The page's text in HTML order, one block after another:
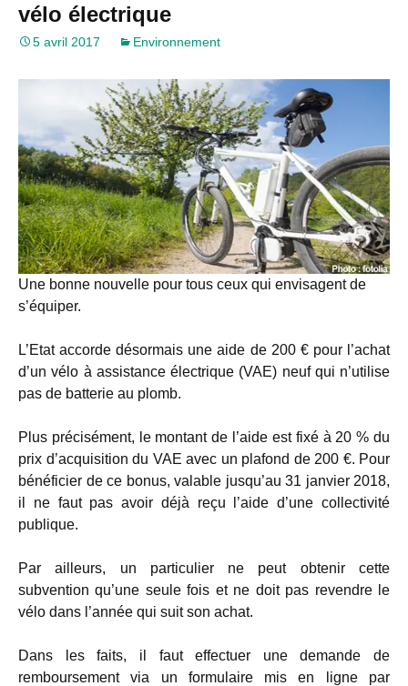
vélo électrique
5 avril 2017 Environnement
Une bonne nouvelle pour tous ceux qui envisagent de
s’équiper.
L’Etat accorde désormais une aide de 200 € pour l’achat
d’un vélo à assistance électrique (VAE) neuf qui n’utilise
pas de batterie au plomb.
Plus précisément, le montant de l’aide est fixé à 20 % du
prix d’acquisition du VAE avec un plafond de 200 €. Pour
bénéficier de ce bonus, valable jusqu’au 31 janvier 2018,
il ne faut pas avoir déjà reçu l’aide d’une collectivité
publique.
Par ailleurs, un particulier ne peut obtenir cette
subvention qu’une seule fois et ne doit pas revendre le
vélo dans l’année qui suit son achat.
Dans les faits, il faut effectuer une demande de
remboursement via un formulaire mis en ligne par